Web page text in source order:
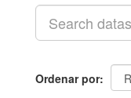
Ordenar por